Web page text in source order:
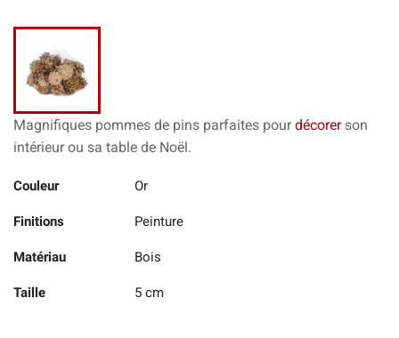
Magnifiques pommes de pins parfaites pourdécorer son
intérieur ou sa table de Noël.
Couleur Or
Finitions Peinture
Matériau Bois
Taille 5 cm